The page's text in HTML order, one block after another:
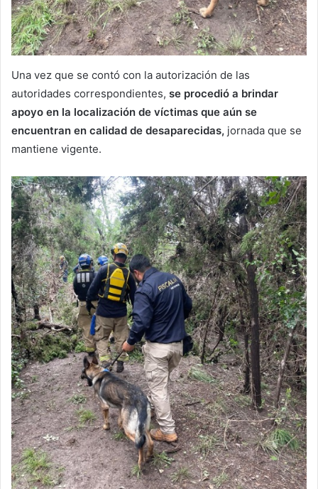
Una vez que se contó con la autorización de las
autoridades correspondientes, se procedió a brindar
apoyo en la localización de víctimas que aún se
encuentran en calidad de desaparecidas, jornada que se
mantiene vigente.